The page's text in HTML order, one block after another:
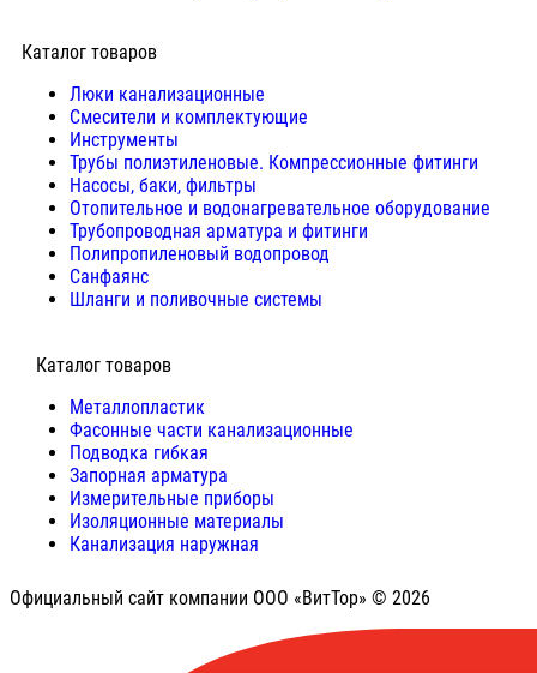
Каталог товаров
Люки канализационные
Cмесители и комплектующие
Инструменты
Трубы полиэтиленовые. Компрессионные фитинги
Насосы, баки, фильтры
Отопительное и водонагревательное оборудование
Трубопроводная арматура и фитинги
Полипропиленовый водопровод
Санфаянс
Шланги и поливочные системы
⠀Каталог товаров
Металлопластик
Фасонные части канализационные
Подводка гибкая
Запорная арматура
Измерительные приборы
Изоляционные материалы
Канализация наружная
Официальный сайт компании ООО «ВитТор» © 2026